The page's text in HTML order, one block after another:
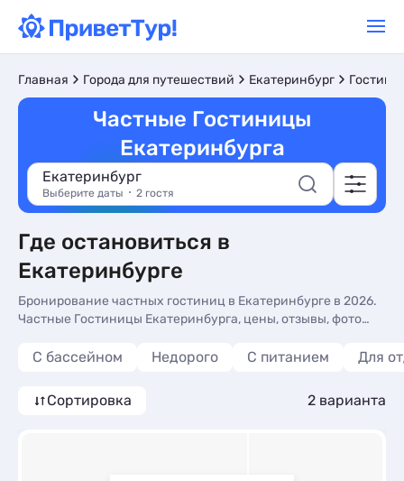
Главная Города для путешествий Екатеринбург
Частные Гостиницы
Екатеринбурга
Екатеринбург
Выберите даты 2 гостя
Где остановиться в
Екатеринбурге
Бронирование частных гостиниц в Екатеринбурге в 2026.
Частные Гостиницы Екатеринбурга, цены, отзывы, фото
С бассейном Недорого С питанием Для
Сортировка 2 варианта